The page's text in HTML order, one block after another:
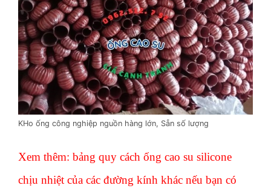
KHo ống công nghiệp nguồn hàng lớn, Sẵn số lượng
Xem thêm: bảng quy cách ống cao su silicone
chịu nhiệt của các đường kính khác nếu bạn có